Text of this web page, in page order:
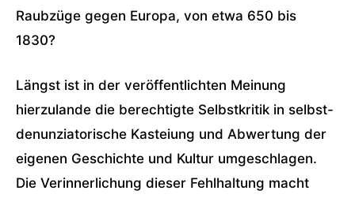
Raubzüge gegen Europa, von etwa 650 bis
1830?
Längst ist in der veröffentlichten Meinung
hierzulande die berechtigte Selbstkritik in selbst-
denunziatorische Kasteiung und Abwertung der
eigenen Geschichte und Kultur umgeschlagen.
Die Verinnerlichung dieser Fehlhaltung macht